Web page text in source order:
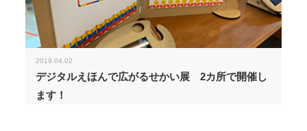
2019.04.02
デジタルえほんで広がるせかい展 2カ所で開催し
ます！